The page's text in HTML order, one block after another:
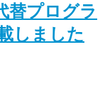
替プログラ
しました